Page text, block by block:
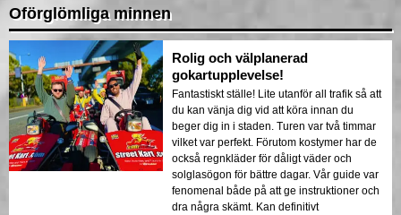
Oförglömliga minnen
Rolig och välplanerad
gokartupplevelse!
Fantastiskt ställe! Lite utanför all trafik så att
du kan vänja dig vid att köra innan du
beger dig in i staden. Turen var två timmar
vilket var perfekt. Förutom kostymer har de
också regnkläder för dåligt väder och
solglasögon för bättre dagar. Vår guide var
fenomenal både på att ge instruktioner och
dra några skämt. Kan definitivt